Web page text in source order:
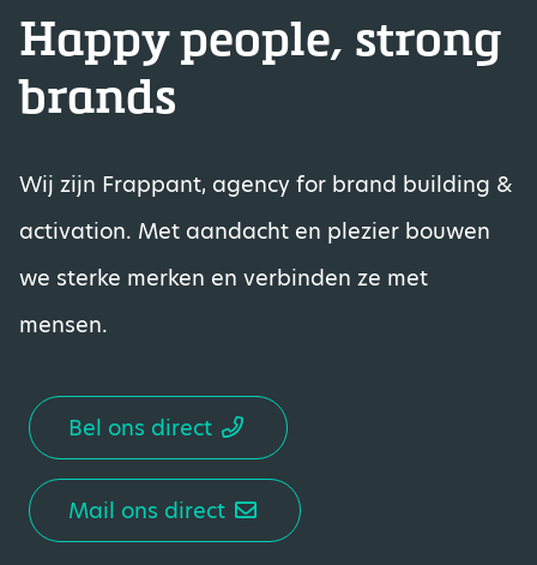
Happy people, strong
brands
Wij zijn Frappant, agency for brand building &
activation. Met aandacht en plezier bouwen
we sterke merken en verbinden ze met
mensen.
Bel ons direct
Mail ons direct